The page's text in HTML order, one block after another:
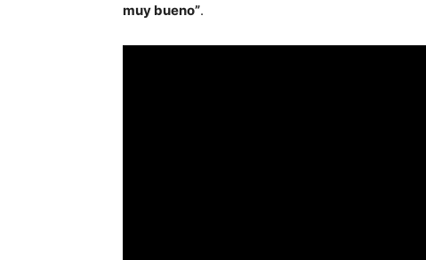
muy bueno”.